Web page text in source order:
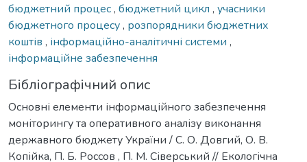
бюджетний процес, бюджетний цикл , учасники
бюджетного процесу, розпорядники бюджетних
коштів , інформаційно-аналітичні системи ,
інформаційне забезпечення
Бібліографічний опис
Основні елементи інформаційного забезпечення
моніторингу та оперативного аналізу виконання
державного бюджету України / С. О. Довгий, О. В.
Копійка, П. Б. Россов , П. М. Сіверський // Екологічна